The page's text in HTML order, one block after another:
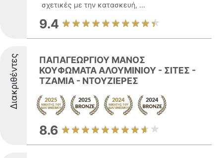
σχετικές με την κατασκευή, ...
9.4
Διακριθέντες
ΠΑΠΑΓΕΩΡΓΙΟΥ ΜΑΝΟΣ
ΚΟΥΦΩΜΑΤΑ ΑΛΟΥΜΙΝΙΟΥ - ΣΙΤΕΣ -
ΤΖΑΜΙΑ - ΝΤΟΥΖΙΕΡΕΣ
8.6